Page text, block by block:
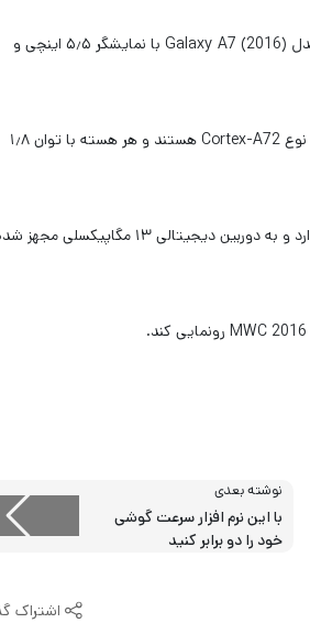
این گوشی هوشمند نمایشگر ۶ اینچی را در خود جا داده است و در راستای آن می‌توان به مدل Galaxy A7 (2016) با نمایشگر ۵٫۵ اینچی و
برای این گوشی جدید پردازنده هشت هسته‌ای در نظر گرفته شده است که هسته‌های آن از نوع Cortex-A72 هستند و هر هسته با توان ۱٫۸
یکی از نکات قابل ملاحظه این است که گوشی هوشمند جدید سامسونگ رم ۴ گیگابایتی دارد و به دوربین دیجیتالی ۱۳ مگاپیکسلی
نوشته بعدی
با این نرم افزار سرعت گوشی
خود را دو برابر کنید
اشتراک